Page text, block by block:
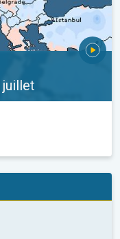
juillet